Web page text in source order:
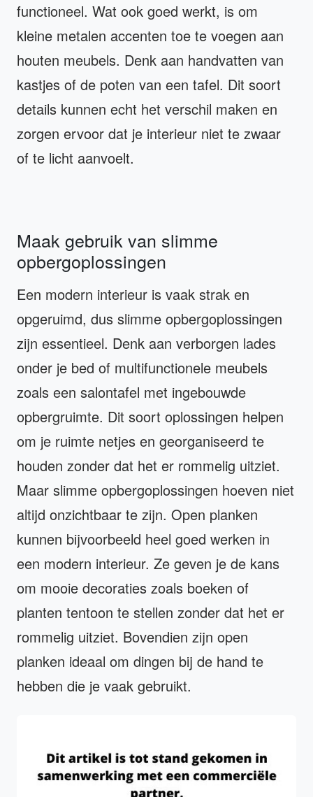
functioneel. Wat ook goed werkt, is om
kleine metalen accenten toe te voegen aan
houten meubels. Denk aan handvatten van
kastjes of de poten van een tafel. Dit soort
details kunnen echt het verschil maken en
zorgen ervoor dat je interieur niet te zwaar
of te licht aanvoelt.
Maak gebruik van slimme
opbergoplossingen
Een modern interieur is vaak strak en
opgeruimd, dus slimme opbergoplossingen
zijn essentieel. Denk aan verborgen lades
onder je bed of multifunctionele meubels
zoals een salontafel met ingebouwde
opbergruimte. Dit soort oplossingen helpen
om je ruimte netjes en georganiseerd te
houden zonder dat het er rommelig uitziet.
Maar slimme opbergoplossingen hoeven niet
altijd onzichtbaar te zijn. Open planken
kunnen bijvoorbeeld heel goed werken in
een modern interieur. Ze geven je de kans
om mooie decoraties zoals boeken of
planten tentoon te stellen zonder dat het er
rommelig uitziet. Bovendien zijn open
planken ideaal om dingen bij de hand te
hebben die je vaak gebruikt.